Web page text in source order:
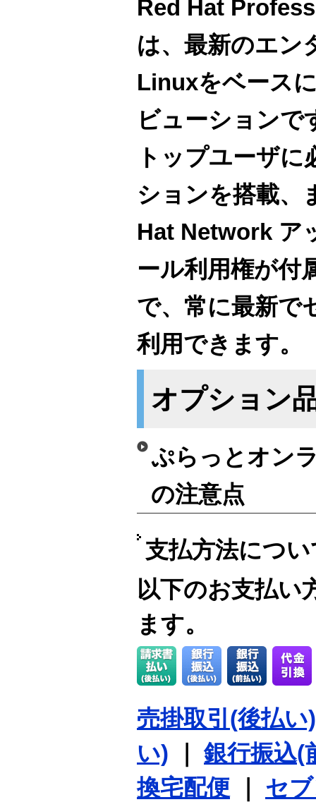
Red Hat
は、最新のエン
Linuxをベース
ビューションで
トップユーザ
ションを搭載、
Hat Network ア
ール利用権が付
で、常に最新で
利用できます。
オプション
ぷらっとオン
の注意点
支払方法につい
以下のお支払い
ます。
売掛取引(後払い)
い) ｜銀行振込(
換宅配便
セ